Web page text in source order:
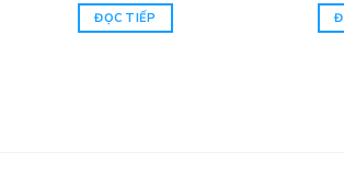
ĐỌC TIẾP